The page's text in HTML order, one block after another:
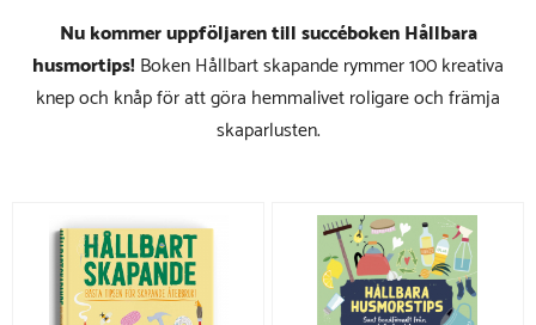
Nu kommer uppföljaren till succéboken Hållbara
husmortips! Boken Hållbart skapande rymmer 100 kreativa
knep och knåp för att göra hemmalivet roligare och främja
skaparlusten.